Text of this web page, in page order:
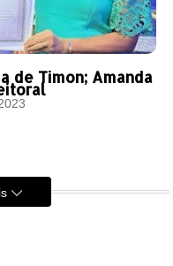
de Timon; Amanda